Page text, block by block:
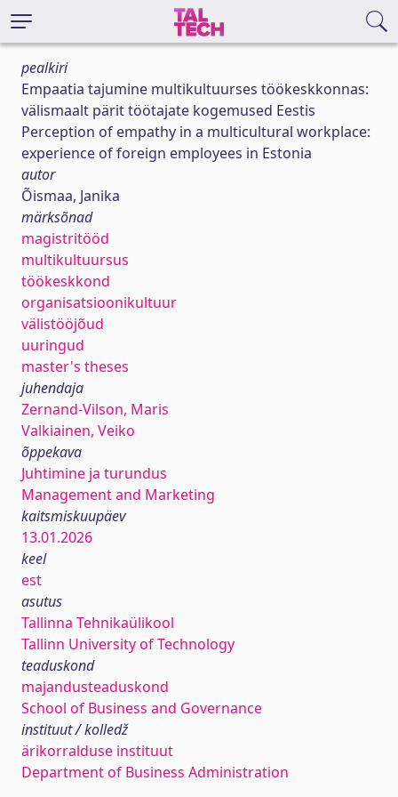
pealkiri
Empaatia tajumine multikultuurses töökeskkonnas:
välismaalt pärit töötajate kogemused Eestis
Perception of empathy in a multicultural workplace:
experience of foreign employees in Estonia
autor
Õismaa, Janika
märksõnad
magistritööd
multikultuursus
töökeskkond
organisatsioonikultuur
välistööjõud
uuringud
master's theses
juhendaja
Zernand-Vilson, Maris
Valkiainen, Veiko
õppekava
Juhtimine ja turundus
Management and Marketing
kaitsmiskuupäev
13.01.2026
keel
est
asutus
Tallinna Tehnikaülikool
Tallinn University of Technology
teaduskond
majandusteaduskond
School of Business and Governance
instituut / kolledž
ärikorralduse instituut
Department of Business Administration